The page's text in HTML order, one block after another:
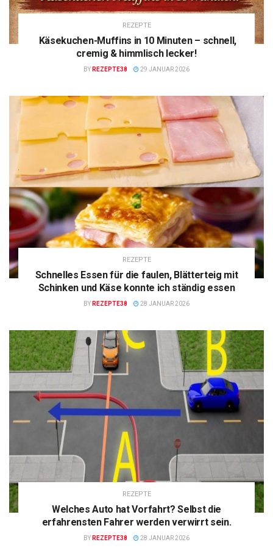
REZEPTE
Käsekuchen-Muffins in 10 Minuten – schnell,
cremig & himmlisch lecker!
BY REZEPTE38 29 JANUAR 2026
REZEPTE
Schnelles Essen für die faulen, Blätterteig mit
Schinken und Käse konnte ich ständig essen
BY REZEPTE38 28 JANUAR 2026
REZEPTE
Welches Auto hat Vorfahrt? Selbst die
erfahrensten Fahrer werden verwirrt sein.
BY REZEPTE38 28 JANUAR 2026